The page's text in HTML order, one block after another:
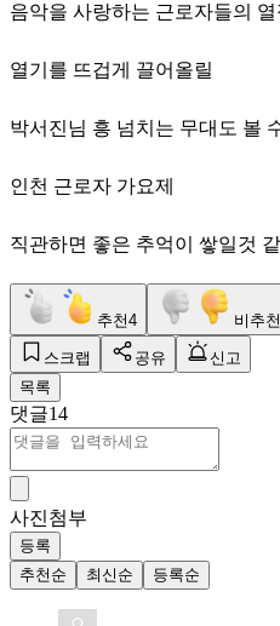
음악을 사랑하는 근로자들의
열기를 뜨겁게 끌어올릴
박서진님 흥 넘치는 무대도 볼
인천 근로자 가요제
직관하면 좋은 추억이 쌓일것
추천4 비추천
스크랩 공유
신고
목록
댓글14
사진첨부
등록
추천순
최신순 등록순